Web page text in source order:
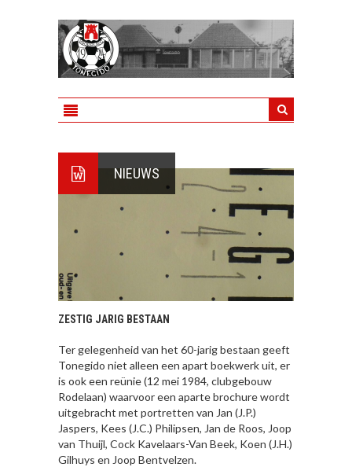
NIEUWS
ZESTIG JARIG BESTAAN
Ter gelegenheid van het 60-jarig bestaan geeft
Tonegido niet alleen een apart boekwerk uit, er
is ook een reünie (12 mei 1984, clubgebouw
Rodelaan) waarvoor een aparte brochure wordt
uitgebracht met portretten van Jan (J.P.)
Jaspers, Kees (J.C.) Philipsen, Jan de Roos, Joop
van Thuijl, Cock Kavelaars-Van Beek, Koen (J.H.)
Gilhuys en Joop Bentvelzen.